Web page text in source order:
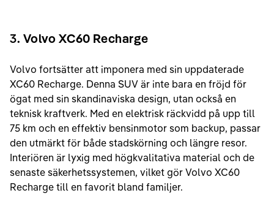
3. Volvo XC60 Recharge
Volvo fortsätter att imponera med sin uppdaterade
XC60 Recharge. Denna SUV är inte bara en fröjd för
ögat med sin skandinaviska design, utan också en
teknisk kraftverk. Med en elektrisk räckvidd på upp till
75 km och en effektiv bensinmotor som backup, passar
den utmärkt för både stadskörning och längre resor.
Interiören är lyxig med högkvalitativa material och de
senaste säkerhetssystemen, vilket gör Volvo XC60
Recharge till en favorit bland familjer.